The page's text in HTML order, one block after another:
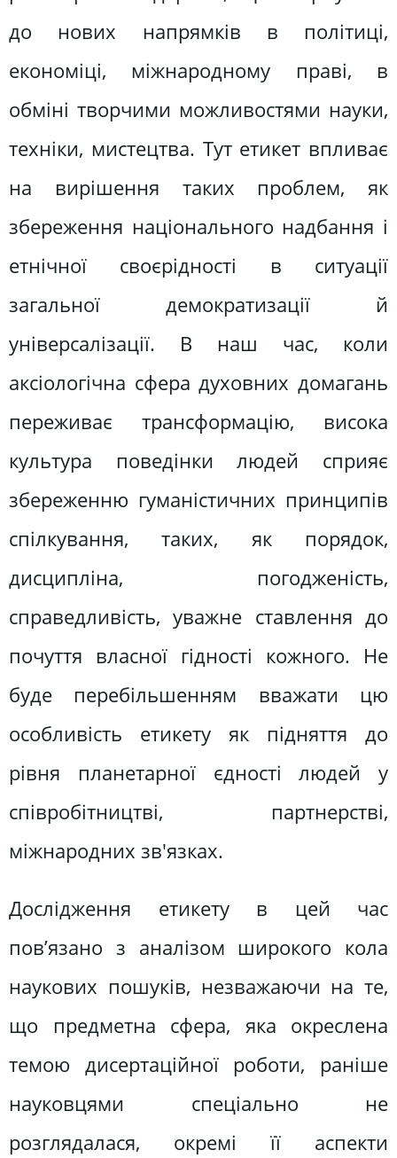
до нових напрямків в політиці,
економіці, міжнародному праві, в
обміні творчими можливостями науки,
техніки, мистецтва. Тут етикет впливає
на вирішення таких проблем, як
збереження національного надбання і
етнічної своєрідності в ситуації
загальної демократизації й
універсалізації. В наш час, коли
аксіологічна сфера духовних домагань
переживає трансформацію, висока
культура поведінки людей сприяє
збереженню гуманістичних принципів
спілкування, таких, як порядок,
дисципліна, погодженість,
справедливість, уважне ставлення до
почуття власної гідності кожного. Не
буде перебільшенням вважати цю
особливість етикету як підняття до
рівня планетарної єдності людей у
співробітництві, партнерстві,
міжнародних зв'язках.
Дослідження етикету в цей час
пов’язано з аналізом широкого кола
наукових пошуків, незважаючи на те,
що предметна сфера, яка окреслена
темою дисертаційної роботи, раніше
науковцями спеціально не
розглядалася, окремі її аспекти